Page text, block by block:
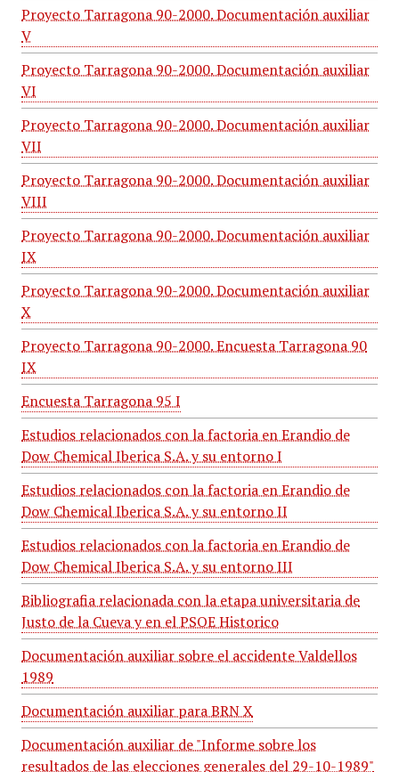
Proyecto Tarragona 90-2000. Documentación auxiliar
V
Proyecto Tarragona 90-2000. Documentación auxiliar
VI
Proyecto Tarragona 90-2000. Documentación auxiliar
VII
Proyecto Tarragona 90-2000. Documentación auxiliar
VIII
Proyecto Tarragona 90-2000. Documentación auxiliar
IX
Proyecto Tarragona 90-2000. Documentación auxiliar
X
Proyecto Tarragona 90-2000. Encuesta Tarragona 90
IX
Encuesta Tarragona 95 I
Estudios relacionados con la factoria en Erandio de
Dow Chemical Iberica S.A. y su entorno I
Estudios relacionados con la factoria en Erandio de
Dow Chemical Iberica S.A. y su entorno II
Estudios relacionados con la factoria en Erandio de
Dow Chemical Iberica S.A. y su entorno III
Bibliografia relacionada con la etapa universitaria de
Justo de la Cueva y en el PSOE Historico
Documentación auxiliar sobre el accidente Valdellos
1989
Documentación auxiliar para BRN X
Documentación auxiliar de "Informe sobre los
resultados de las elecciones generales del 29-10-1989"